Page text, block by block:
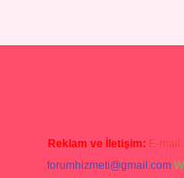
Reklam ve İletişim: E-mail:
forumhizmeti@gmail.com